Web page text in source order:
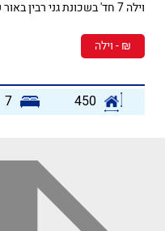
וילה 7 חד' בשכונת גני רבין באור עקיבא
₪ - וילה
450
7